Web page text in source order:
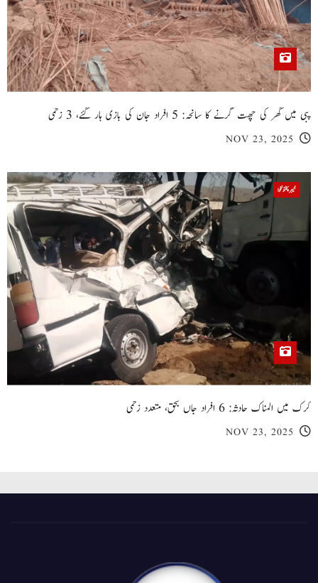
پبی میں گھر کی چھت گرنے کا سانحہ: 5 افراد جان کی بازی ہار گئے، 3 زخمی
NOV 23, 2025
خیبر پختونخوا
کرک میں المناک حادثہ: 6 افراد جاں بحق، متعدد زخمی
NOV 23, 2025